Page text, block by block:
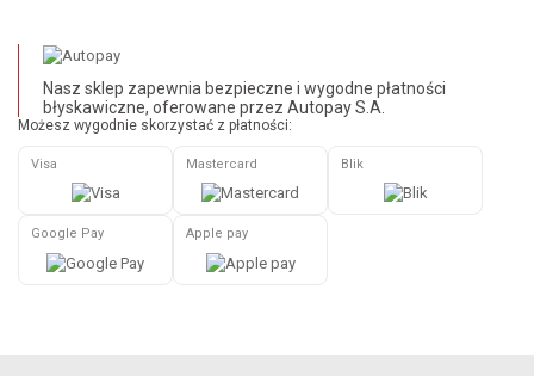
Nasz sklep zapewnia bezpieczne i wygodne płatności
błyskawiczne, oferowane przez Autopay S.A.
Możesz wygodnie skorzystać z płatności:
Visa Mastercard Blik
Google Pay Apple pay